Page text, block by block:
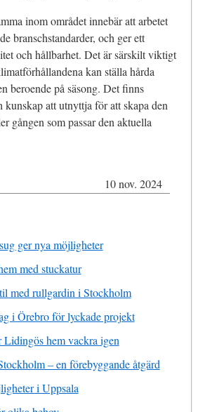
inom området innebär att arbetet
branschstandarder, och ger ett
och hållbarhet. Det är särskilt viktigt
kan ställa hårda
beroende på säsong. Det finns
kunskap att utnyttja för att skapa den
gången som passar den aktuella
10 nov. 2024
ger nya möjligheter
med stuckatur
med rullgardin i Stockholm
i Örebro för lyckade projekt
hem vackra igen
– en förebyggande åtgärd
i Uppsala